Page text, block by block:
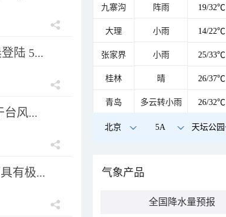
陆 5...
台风...
有极...
九寨沟 阵雨 19/32℃
大理 小雨 14/22℃
张家界 小雨 25/33℃
桂林 晴 26/37℃
青岛 多云转小雨 26/32℃
北京 5A 天坛公园
气象产品
全国降水量预报